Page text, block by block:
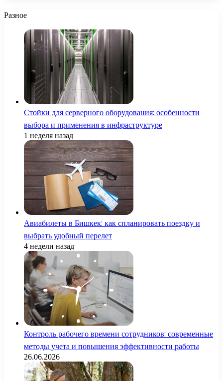
Разное
Стойки для серверного оборудования: особенности
выбора и применения в инфраструктуре
1 неделя назад
Авиабилеты в Бишкек: как спланировать поездку и
выбрать удобный перелет
4 недели назад
Контроль рабочего времени сотрудников: современные
методы учета и повышения эффективности работы
26.06.2026